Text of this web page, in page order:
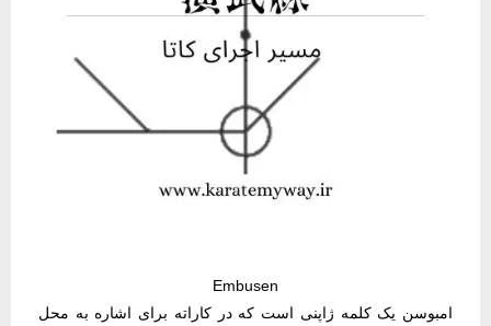
Embusen
امبوسن یک کلمه ژاپنی است که در کاراته برای اشاره به محل